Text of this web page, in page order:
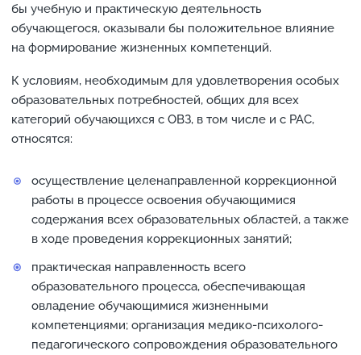
бы учебную и практическую деятельность
обучающегося, оказывали бы положительное влияние
на формирование жизненных компетенций.
К условиям, необходимым для удовлетворения особых
образовательных потребностей, общих для всех
категорий обучающихся с ОВЗ, в том числе и с РАС,
относятся:
осуществление целенаправленной коррекционной
работы в процессе освоения обучающимися
содержания всех образовательных областей, а также
в ходе проведения коррекционных занятий;
практическая направленность всего
образовательного процесса, обеспечивающая
овладение обучающимися жизненными
компетенциями; организация медико-психолого-
педагогического сопровождения образовательного